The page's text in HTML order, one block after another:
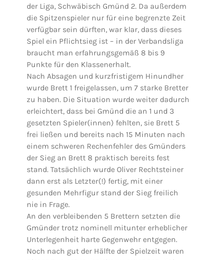
der Liga, Schwäbisch Gmünd 2. Da außerdem
die Spitzenspieler nur für eine begrenzte Zeit
verfügbar sein dürften, war klar, dass dieses
Spiel ein Pflichtsieg ist – in der Verbandsliga
braucht man erfahrungsgemäß 8 bis 9
Punkte für den Klassenerhalt.
Nach Absagen und kurzfristigem Hinundher
wurde Brett 1 freigelassen, um 7 starke Bretter
zu haben. Die Situation wurde weiter dadurch
erleichtert, dass bei Gmünd die an 1 und 3
gesetzten Spieler(innen) fehlten, sie Brett 5
frei ließen und bereits nach 15 Minuten nach
einem schweren Rechenfehler des Gmünders
der Sieg an Brett 8 praktisch bereits fest
stand. Tatsächlich wurde Oliver Rechtsteiner
dann erst als Letzter(!) fertig, mit einer
gesunden Mehrfigur stand der Sieg freilich
nie in Frage.
An den verbleibenden 5 Brettern setzten die
Gmünder trotz nominell mitunter erheblicher
Unterlegenheit harte Gegenwehr entgegen.
Noch nach gut der Hälfte der Spielzeit waren